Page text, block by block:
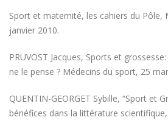
Sport et maternité, les cahiers du Pôle,
janvier 2010.
PRUVOST Jacques, Sports et
ne le pense ? Médecins du sport, 25
QUENTIN-GEORGET Sybille, “Sport et
bénéfices dans la littérature